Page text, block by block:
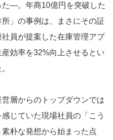
—。年商10億円を突破した
」の事例は、まさにその証
員が提案した在庫管理アプ
効率を32%向上させるとい
層からのトップダウンでは
じていた現場社員の「こう
朴な発想から始まった点